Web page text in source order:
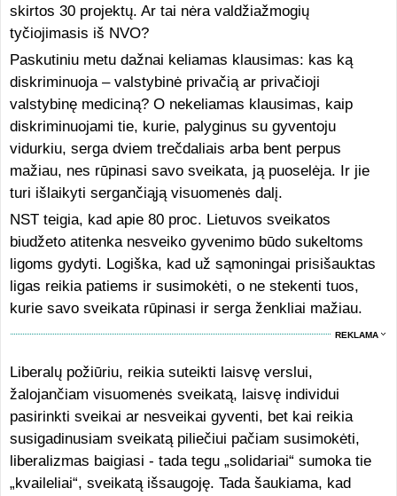
skirtos 30 projektų. Ar tai nėra valdžiažmogių
tyčiojimasis iš NVO?
Paskutiniu metu dažnai keliamas klausimas: kas ką
diskriminuoja – valstybinė privačią ar privačioji
valstybinę mediciną? O nekeliamas klausimas, kaip
diskriminuojami tie, kurie, palyginus su gyventoju
vidurkiu, serga dviem trečdaliais arba bent perpus
mažiau, nes rūpinasi savo sveikata, ją puoselėja. Ir jie
turi išlaikyti sergančiąją visuomenės dalį.
NST teigia, kad apie 80 proc. Lietuvos sveikatos
biudžeto atitenka nesveiko gyvenimo būdo sukeltoms
ligoms gydyti. Logiška, kad už sąmoningai prisišauktas
ligas reikia patiems ir susimokėti, o ne stekenti tuos,
kurie savo sveikata rūpinasi ir serga ženkliai mažiau.
REKLAMA
Liberalų požiūriu, reikia suteikti laisvę verslui,
žalojančiam visuomenės sveikatą, laisvę individui
pasirinkti sveikai ar nesveikai gyventi, bet kai reikia
susigadinusiam sveikatą piliečiui pačiam susimokėti,
liberalizmas baigiasi - tada tegu „solidariai“ sumoka tie
„kvaileliai“, sveikatą išsaugoję. Tada šaukiama, kad